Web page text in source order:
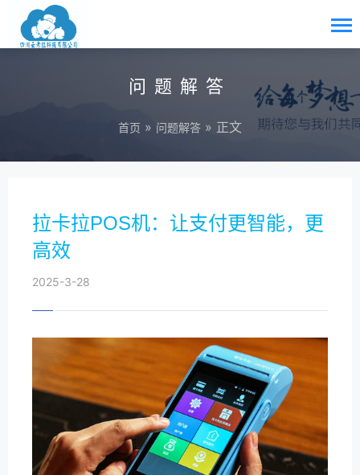
问题解答
首页 » 问题解答 » 正文
拉卡拉POS机：让支付更智能，更
高效
2025-3-28